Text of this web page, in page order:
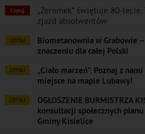
Czytaj
„Żeromek” świętuje 80-lecie.
zjazd absolwentów
CZYTAJ
Biometanownia w Grabowie
znaczeniu dla całej Polski
CZYTAJ
„Ciało marzeń”. Poznaj z
miejsce na mapie Lubawy!
CZYTAJ
OGŁOSZENIE BURMISTRZA
konsultacji społecznych
Gminy Kisielice